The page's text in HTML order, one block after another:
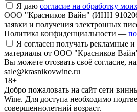
Я даю согласие на обработку
ООО "Красников Вайн" (ИНН
заявки и получения электронных
Политика конфиденциальности —
Я согласен получать рекламные
материалы от ООО "Красников
Вы можете отозвать своё согласие,
sale@krasnikovwine.ru
18+
Добро пожаловать на сайт сети
Wine. Для доступа необходимо
совершеннолетний возраст.